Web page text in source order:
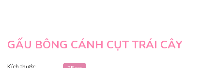
GẤU BÔNG CÁNH CỤT TRÁI CÂY